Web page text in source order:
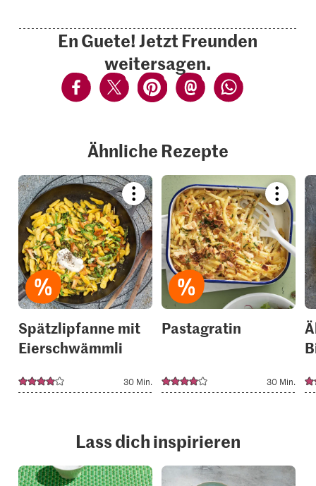
En Guete! Jetzt Freunden
weitersagen.
Ähnliche Rezepte
Bookmark
recipe
or
add
it
to
your
collections.
Spätzlipfanne mit
Eierschwämmli
30 Min.
recipe
add
it
to
your
Pastagratin
30 Min.
Lass dich inspirieren